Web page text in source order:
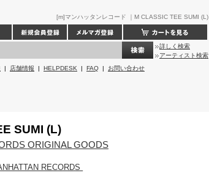
[m]マンハッタンレコード ｜M CLASSIC TEE SUMI (L)
詳しく検索
アーティスト検索
| 店舗情報 | HELPDESK | FAQ | お問い合わせ
SUMI (L)
ORIGINAL GOODS
RECORDS